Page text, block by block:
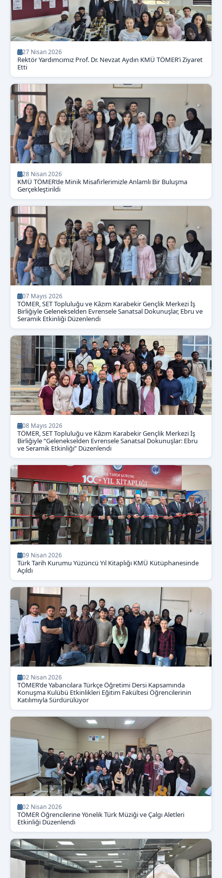
27 Nisan 2026
Rektör Yardımcımız Prof. Dr. Nevzat Aydın KMÜ TÖMER’i Ziyaret
Etti
28 Nisan 2026
KMÜ TÖMER’de Minik Misafirlerimizle Anlamlı Bir Buluşma
Gerçekleştirildi
07 Mayıs 2026
TÖMER, SET Topluluğu ve Kâzım Karabekir Gençlik Merkezi İş
Birliğiyle Gelenekselden Evrensele Sanatsal Dokunuşlar, Ebru ve
Seramik Etkinliği Düzenlendi
08 Mayıs 2026
TÖMER, SET Topluluğu ve Kâzım Karabekir Gençlik Merkezi İş
Birliğiyle “Gelenekselden Evrensele Sanatsal Dokunuşlar: Ebru
ve Seramik Etkinliği” Düzenlendi
09 Nisan 2026
Türk Tarih Kurumu Yüzüncü Yıl Kitaplığı KMÜ Kütüphanesinde
Açıldı
02 Nisan 2026
TÖMER’de Yabancılara Türkçe Öğretimi Dersi Kapsamında
Konuşma Kulübü Etkinlikleri Eğitim Fakültesi Öğrencilerinin
Katılımıyla Sürdürülüyor
02 Nisan 2026
TÖMER Öğrencilerine Yönelik Türk Müziği ve Çalgı Aletleri
Etkinliği Düzenlendi